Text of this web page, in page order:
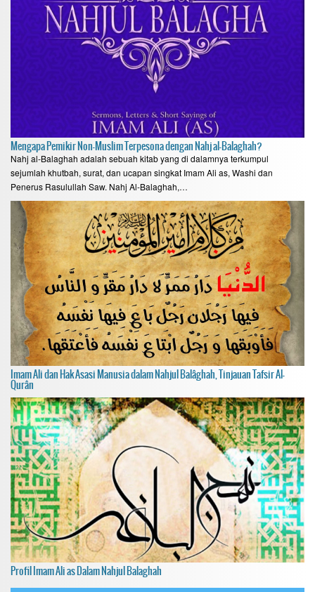
Mengapa Pemikir Non-Muslim Terpesona dengan Nahj al-Balaghah?
Nahj al-Balaghah adalah sebuah kitab yang di dalamnya terkumpul
sejumlah khutbah, surat, dan ucapan singkat Imam Ali as, Washi dan
Penerus Rasulullah Saw. Nahj Al-Balaghah,…
Imam Ali dan Hak Asasi Manusia dalam Nahjul Balâghah, Tinjauan Tafsir Al-
Qurân
Profil Imam Ali as Dalam Nahjul Balaghah